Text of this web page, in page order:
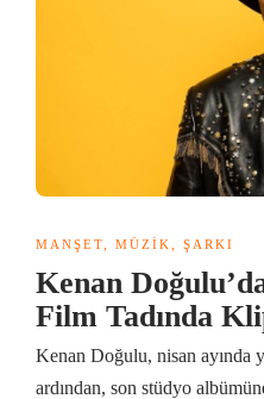
MANŞET MÜZIK ŞARKI
Kenan
Film Tadında
Kenan Doğulu, nisan ayında
ardından, son stüdyo